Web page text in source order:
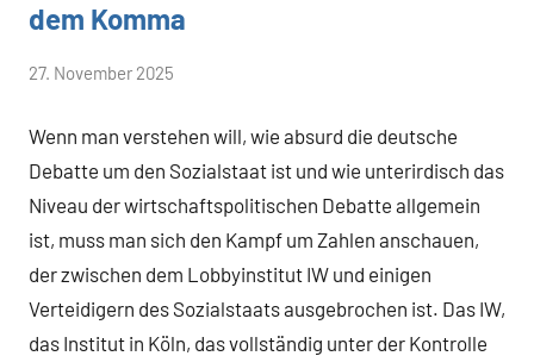
dem Komma
von
Flassbeck
27. November 2025
Wenn man verstehen will, wie absurd die deutsche
Debatte um den Sozialstaat ist und wie unterirdisch das
Niveau der wirtschaftspolitischen Debatte allgemein
ist, muss man sich den Kampf um Zahlen anschauen,
der zwischen dem Lobbyinstitut IW und einigen
Verteidigern des Sozialstaats ausgebrochen ist. Das IW,
das Institut in Köln, das vollständig unter der Kontrolle